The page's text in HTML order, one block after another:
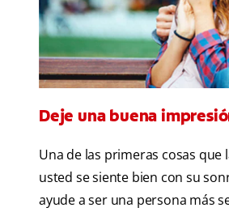
Deje una buena
Una de las primeras cosas
usted se siente bien con su
ayude a ser una persona más